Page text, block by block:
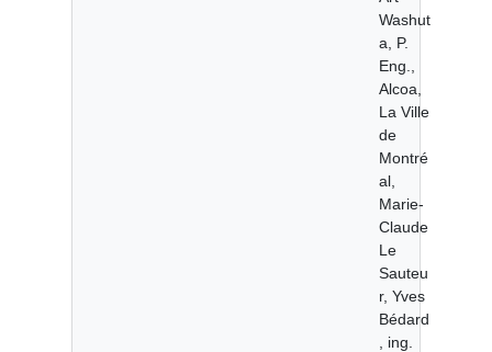
Washut
a, P.
Eng.,
Alcoa,
La Ville
de
Montré
al,
Marie-
Claude
Le
Sauteu
r, Yves
Bédard
, ing.